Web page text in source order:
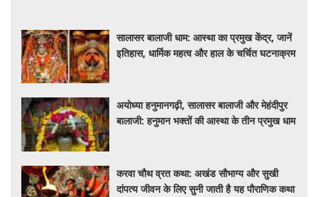
सालासर बालाजी धाम: आस्था का प्रमुख केंद्र, जानें
इतिहास, धार्मिक महत्व और हाल के चर्चित घटनाक्रम
अयोध्या हनुमानगढ़ी, सालासर बालाजी और मेहंदीपुर
बालाजी: हनुमान भक्तों की आस्था के तीन प्रमुख धाम
करवा चौथ व्रत कथा: अखंड सौभाग्य और सुखी
दांपत्य जीवन के लिए सुनी जाती है यह पौराणिक कथा